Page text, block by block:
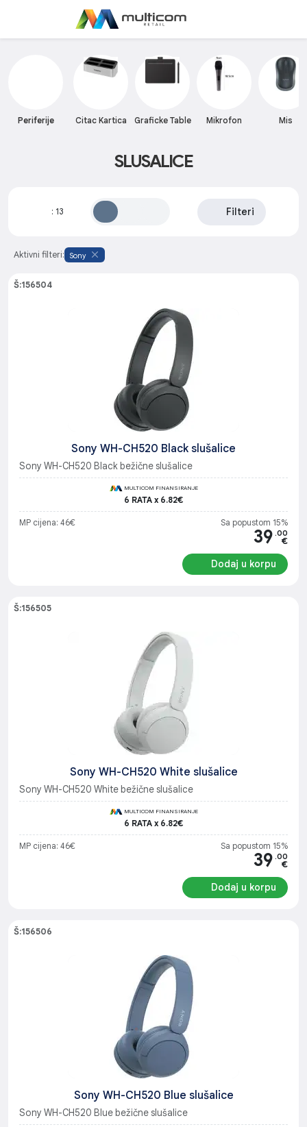
Periferije Citac Kartica Graficke Table Mikrofon Mis
SLUSALICE
: 13 Filteri
Aktivni filteri: Sony
Š:156504
Sony WH-CH520 Black slušalice
Sony WH-CH520 Black bežične slušalice
MULTICOM FINANSIRANJE
6 RATA x 6.82€
MP cijena: 46€ Sa popustom 15%
39 .00
€
Dodaj u korpu
Š:156505
Sony WH-CH520 White slušalice
Sony WH-CH520 White bežične slušalice
MULTICOM FINANSIRANJE
6 RATA x 6.82€
MP cijena: 46€ Sa popustom 15%
39 .00
€
Dodaj u korpu
Š:156506
Sony WH-CH520 Blue slušalice
Sony WH-CH520 Blue bežične slušalice